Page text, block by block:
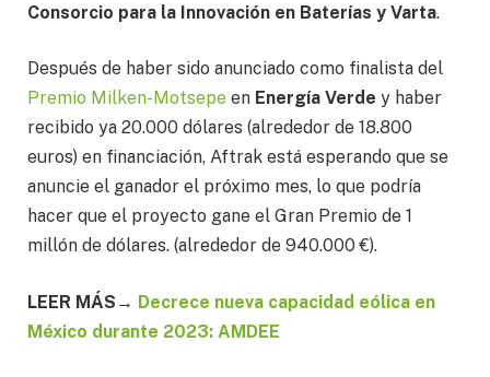
Consorcio para la Innovación en Baterías y Varta.
Después de haber sido anunciado como finalista del
Premio Milken-Motsepe en Energía Verde y haber
recibido ya 20.000 dólares (alrededor de 18.800
euros) en financiación, Aftrak está esperando que se
anuncie el ganador el próximo mes, lo que podría
hacer que el proyecto gane el Gran Premio de 1
millón de dólares. (alrededor de 940.000 €).
LEER MÁS→ Decrece nueva capacidad eólica en
México durante 2023: AMDEE